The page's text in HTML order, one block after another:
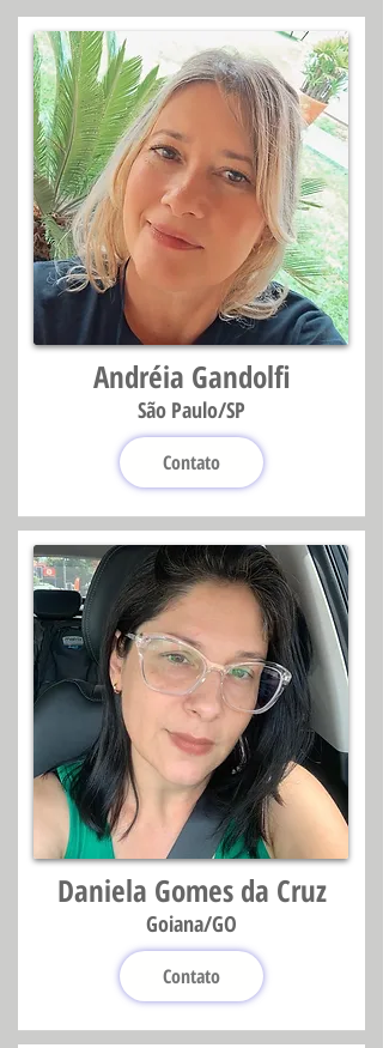
Andréia Gandolfi
São Paulo/SP
Contato
Daniela Gomes da Cruz
Goiana/GO
Contato